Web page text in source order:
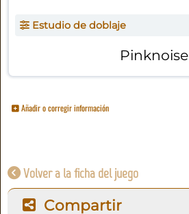
Estudio de doblaje
Pinknoise
Añadir o corregir información
Volver a la ficha del juego
Compartir